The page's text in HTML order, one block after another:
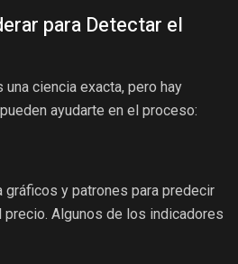
para Detectar el
ciencia exacta, pero hay
ayudarte en el proceso:
y patrones para predecir
Algunos de los indicadores